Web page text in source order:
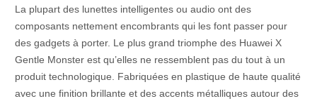
La plupart des lunettes intelligentes ou audio ont des
composants nettement encombrants qui les font passer pour
des gadgets à porter. Le plus grand triomphe des Huawei X
Gentle Monster est qu’elles ne ressemblent pas du tout à un
produit technologique. Fabriquées en plastique de haute qualité
avec une finition brillante et des accents métalliques autour des